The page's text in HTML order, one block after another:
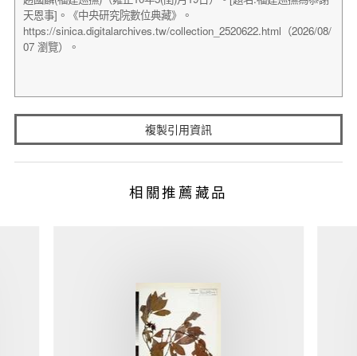
複製引用資訊
相關推薦藏品